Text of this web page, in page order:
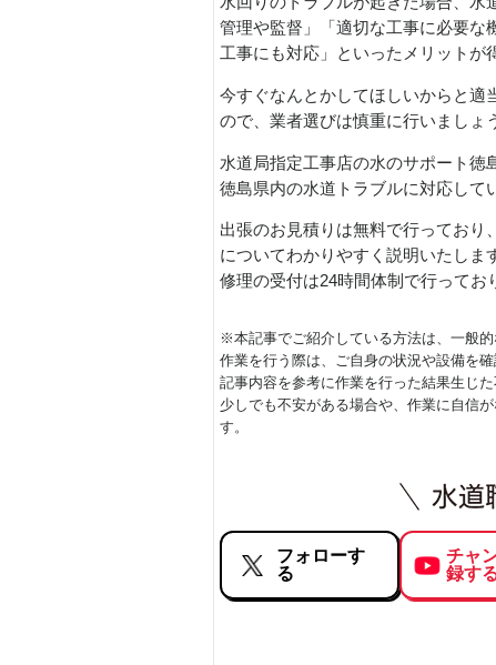
管理や監督」「適切な工事に必要な
工事にも対応」といったメリットが
今すぐなんとかしてほしいからと適
ので、業者選びは慎重に行いましょ
水道局指定工事店の水のサポート徳
徳島県内の水道トラブルに対応して
出張のお見積りは無料で行っており
についてわかりやすく説明いたしま
修理の受付は24時間体制で行ってお
※本記事でご紹介している方法は、一般的
作業を行う際は、ご自身の状況や設備を
記事内容を参考に作業を行った結果生じ
少しでも不安がある場合や、作業に自信
す。
フォローす
る
チャ
録す